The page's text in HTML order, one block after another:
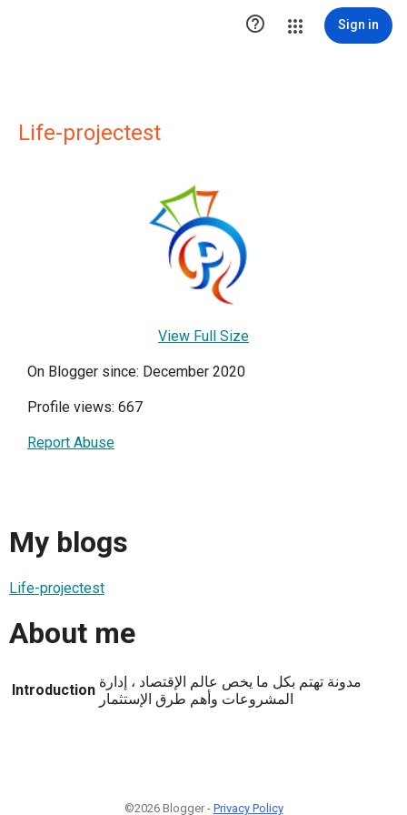
 Sign in
Life-projectest
View Full Size
On Blogger since: December 2020
Profile views: 667
Report Abuse
My blogs
Life-projectest
About me
Introduction مدونة تهتم بكل ما يخص عالم الإقتصاد ، إدارة
المشروعات وأهم طرق الإستثمار
©2026 Blogger - Privacy Policy